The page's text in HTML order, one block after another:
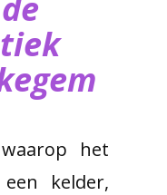
het
kelder,